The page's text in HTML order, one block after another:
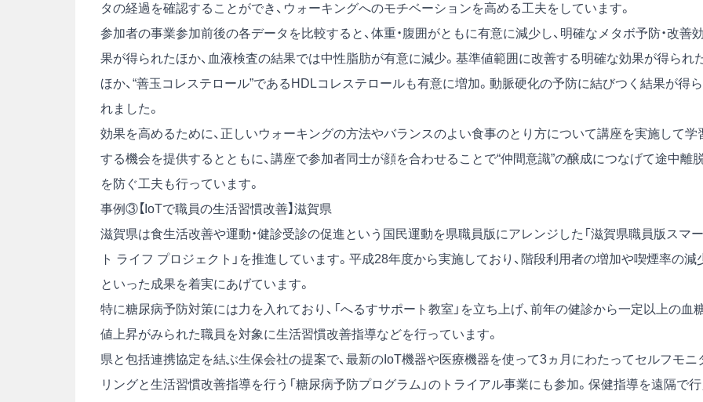
タの経過を確認することができ、ウォーキングへのモチベーションを高める工夫をしています。
参加者の事業参加前後の各データを比較すると、体重・腹囲がともに有意に減少し、明確なメタボ予防・改善
果が得られたほか、血液検査の結果では中性脂肪が有意に減少。基準値範囲に改善する明確な効果が得られ
ほか、“善玉コレステロール”であるHDLコレステロールも有意に増加。動脈硬化の予防に結びつく結果が得ら
れました。
効果を高めるために、正しいウォーキングの方法やバランスのよい食事のとり方について講座を実施して学
する機会を提供するとともに、講座で参加者同士が顔を合わせることで“仲間意識”の醸成につなげて途中離
を防ぐ工夫も行っています。
事例③【IoTで職員の生活習慣改善】滋賀県
滋賀県は食生活改善や運動・健診受診の促進という国民運動を県職員版にアレンジした「滋賀県職員版スマー
ト ライフ プロジェクト」を推進しています。平成28年度から実施しており、階段利用者の増加や喫煙率の減
といった成果を着実にあげています。
特に糖尿病予防対策には力を入れており、「へるすサポート教室」を立ち上げ、前年の健診から一定以上の血
値上昇がみられた職員を対象に生活習慣改善指導などを行っています。
県と包括連携協定を結ぶ生保会社の提案で、最新のIoT機器や医療機器を使って3ヵ月にわたってセルフモニ
リングと生活習慣改善指導を行う「糖尿病予防プログラム」のトライアル事業にも参加。保健指導を遠隔で